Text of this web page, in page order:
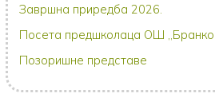
Завршна приредба 2026.
Посета предшколаца ОШ ,,Бранко
Позоришне представе